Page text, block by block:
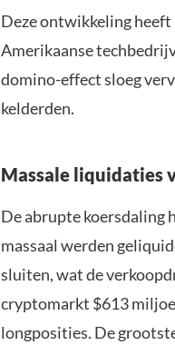
Deze ontwikkeling
Amerikaanse
domino-effect sloeg
kelderden.
Massale liquidaties
De abrupte koersdaling
massaal werden
sluiten, wat de
cryptomarkt $613
longposities. De